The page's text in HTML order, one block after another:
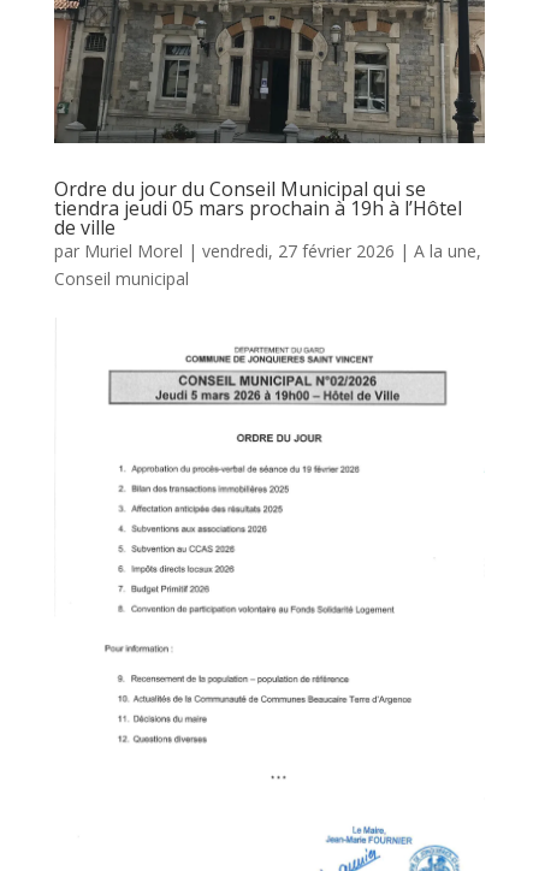
Ordre du jour du Conseil Municipal qui se
tiendra jeudi 05 mars prochain à 19h à l’Hôtel
de ville
par Muriel Morel | vendredi, 27 février 2026 | A la une,
Conseil municipal